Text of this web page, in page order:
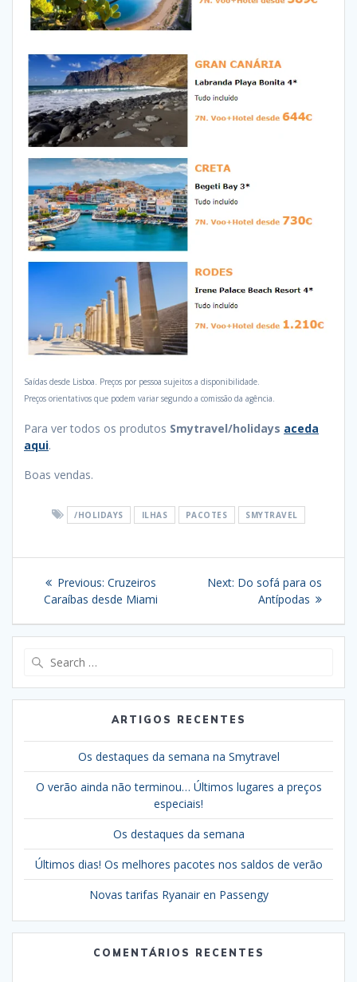
Saídas desde Lisboa. Preços por pessoa sujeitos a disponibilidade.
Preços orientativos que podem variar segundo a comissão da agência.
Para ver todos os produtos Smytravel/holidays aceda
aqui.
Boas vendas.
/HOLIDAYS ILHAS PACOTES SMYTRAVEL
Navegação
artigos
Previous: Previous
post:
Cruzeiros
Caraíbas desde Miami
Next: Next
post:
Do sofá para os
Antípodas
ARTIGOS RECENTES
Os destaques da semana na Smytravel
O verão ainda não terminou… Últimos lugares a preços
especiais!
Os destaques da semana
Últimos dias! Os melhores pacotes nos saldos de verão
Novas tarifas Ryanair en Passengy
COMENTÁRIOS RECENTES